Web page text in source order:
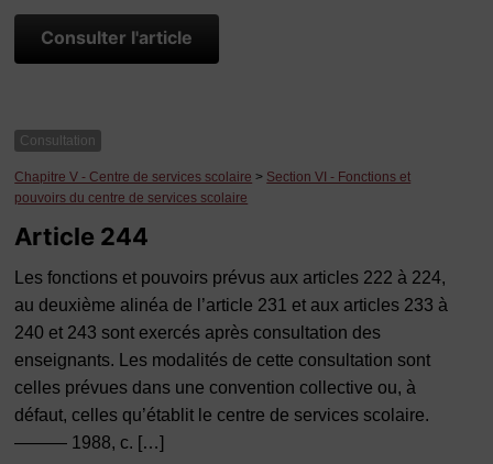
Consulter l'article
Consultation
Chapitre V - Centre de services scolaire > Section VI - Fonctions et
pouvoirs du centre de services scolaire
Article 244
Les fonctions et pouvoirs prévus aux articles 222 à 224,
au deuxième alinéa de l’article 231 et aux articles 233 à
240 et 243 sont exercés après consultation des
enseignants. Les modalités de cette consultation sont
celles prévues dans une convention collective ou, à
défaut, celles qu’établit le centre de services scolaire.
——— 1988, c. […]